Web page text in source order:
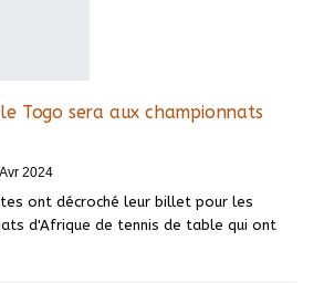
Togo sera aux championnats
2024
ont décroché leur billet pour les
d'Afrique de tennis de table qui ont